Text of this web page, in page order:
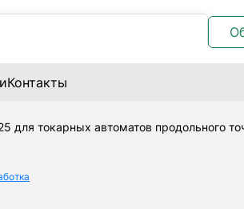
Контакты
для токарных автоматов продольного